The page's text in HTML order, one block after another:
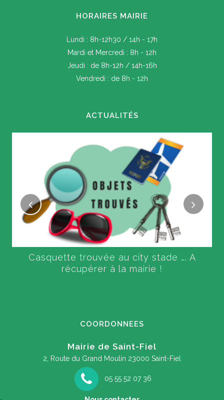
HORAIRES MAIRIE
Lundi : 8h-12h30 / 14h - 17h
Mardi et Mercredi : 8h - 12h
Jeudi : de 8h-12h / 14h-16h
Vendredi : de 8h - 12h
ACTUALITÉS
Casquette trouvée au city stade …. A
récupérer à la mairie !
COORDONNEES
Mairie de Saint-Fiel
2, Route du Grand Moulin 23000 Saint-Fiel
05 55 52 07 36